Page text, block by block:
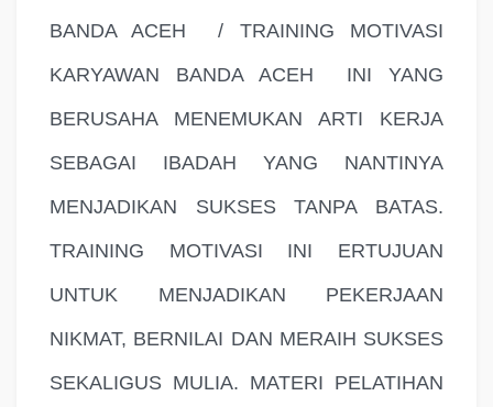
BANDA ACEH
/ TRAINING MOTIVASI
KARYAWAN BANDA ACEH
INI YANG
BERUSAHA MENEMUKAN ARTI KERJA
SEBAGAI IBADAH YANG NANTINYA
MENJADIKAN SUKSES TANPA BATAS.
TRAINING MOTIVASI INI ERTUJUAN
UNTUK MENJADIKAN PEKERJAAN
NIKMAT, BERNILAI DAN MERAIH SUKSES
SEKALIGUS MULIA. MATERI PELATIHAN